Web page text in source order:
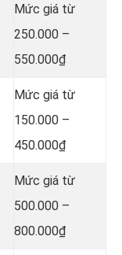
Mức giá từ
250.000 –
550.000₫
Mức giá từ
150.000 –
450.000₫
Mức giá từ
500.000 –
800.000₫